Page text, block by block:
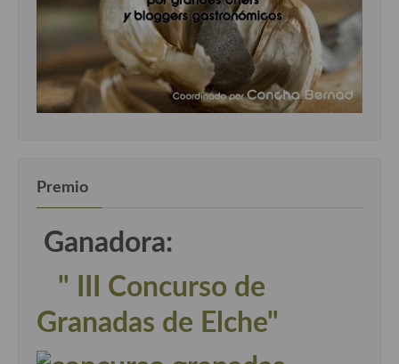
Premio
Ganadora:
" III Concurso de
Granadas de Elche"